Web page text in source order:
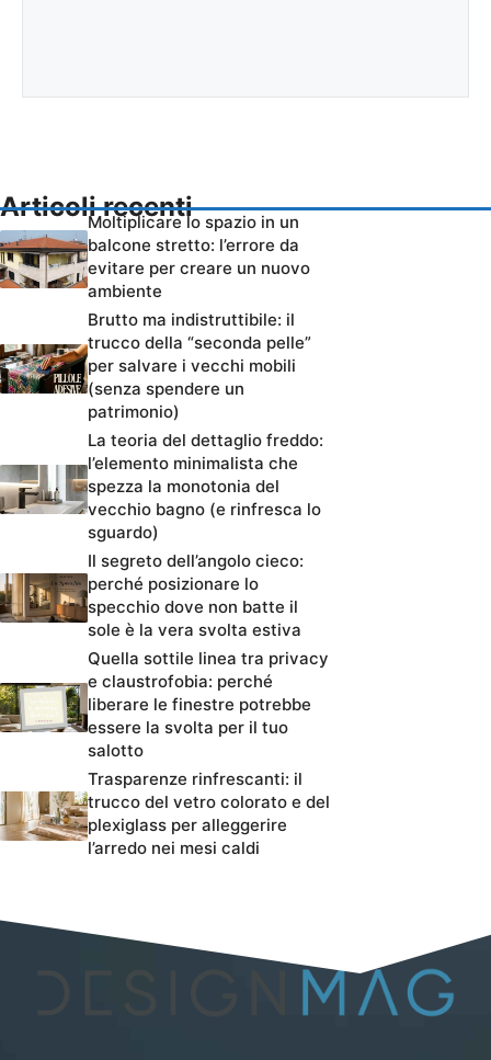
Articoli recenti
Moltiplicare lo spazio in un
balcone stretto: l’errore da
evitare per creare un nuovo
ambiente
Brutto ma indistruttibile: il
trucco della “seconda pelle”
per salvare i vecchi mobili
(senza spendere un
patrimonio)
La teoria del dettaglio freddo:
l’elemento minimalista che
spezza la monotonia del
vecchio bagno (e rinfresca lo
sguardo)
Il segreto dell’angolo cieco:
perché posizionare lo
specchio dove non batte il
sole è la vera svolta estiva
Quella sottile linea tra privacy
e claustrofobia: perché
liberare le finestre potrebbe
essere la svolta per il tuo
salotto
Trasparenze rinfrescanti: il
trucco del vetro colorato e del
plexiglass per alleggerire
l’arredo nei mesi caldi